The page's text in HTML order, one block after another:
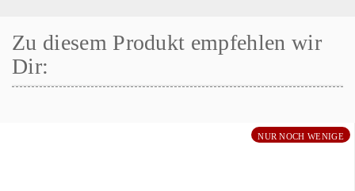
Zu diesem Produkt empfehlen wir
Dir:
NUR NOCH WENIGE